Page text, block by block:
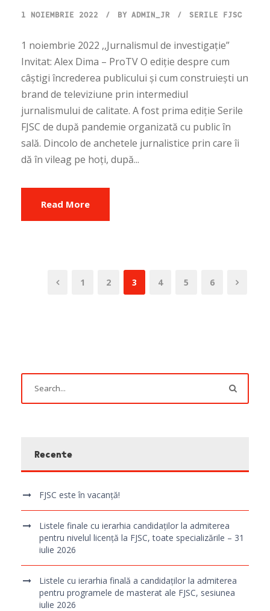
1 NOIEMBRIE 2022 BY ADMIN_JR SERILE FJSC
1 noiembrie 2022 ,,Jurnalismul de investigație”
Invitat: Alex Dima – ProTV O ediție despre cum
câștigi încrederea publicului și cum construiești un
brand de televiziune prin intermediul
jurnalismului de calitate. A fost prima ediție Serile
FJSC de după pandemie organizată cu public în
sală. Dincolo de anchetele jurnalistice prin care îi
dă în vileag pe hoți, după...
Read More
1 2 3 4 5 6
Recente
FJSC este în vacanță!
Listele finale cu ierarhia candidaților la admiterea
pentru nivelul licență la FJSC, toate specializările – 31
iulie 2026
Listele cu ierarhia finală a candidaților la admiterea
pentru programele de masterat ale FJSC, sesiunea
iulie 2026